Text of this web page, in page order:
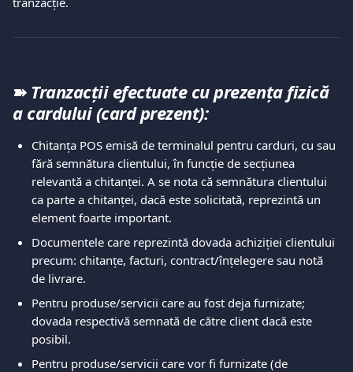
➽ Tranzacții efectuate cu prezența fizică
a cardului (card prezent):
Chitanța POS emisă de terminalul pentru carduri, cu sau
fără semnătura clientului, în funcție de secțiunea
relevantă a chitanței. A se nota că semnătura clientului
ca parte a chitanței, dacă este solicitată, reprezintă un
element foarte important.
Documentele care reprezintă dovada achiziției clientului
precum: chitanțe, facturi, contract/înțelegere sau notă
de livrare.
Pentru produse/servicii care au fost deja furnizate;
dovada respectivă semnată de către client dacă este
posibil.
Pentru produse/servicii care vor fi furnizate (de